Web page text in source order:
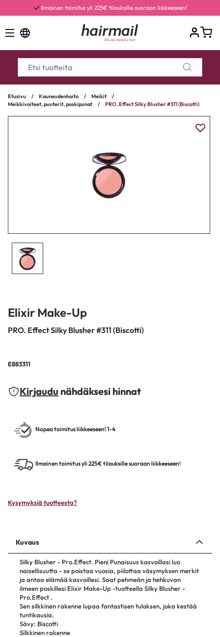
Ilmainen toimitus yli 225€ tilauksille suoraan liikkeeseen!
Etusivu / Kauneudenhoito / Meikit
/
Meikkivoiteet, puuterit, poskipunat
/ PRO. Effect Silky Blusher #311 (Biscotti)
Elixir Make-Up
PRO. Effect Silky Blusher #311 (Biscotti)
E883311
Kirjaudu nähdäksesi hinnat
Nopea toimitus liikkeeseen! 1-4
Ilmainen toimitus yli 225€ tilauksille suoraan liikkeeseen!
Kysymyksiä tuotteesta?
Kuvaus
Silky Blusher - Pro.Effect. Pieni Punaisuus kasvoillasi luo
naisellisuutta - se poistaa vuosia, piilottaa väsymyksen merkit
ja antaa elämää kasvoillesi. Saat pehmeän ja hehkuvan
ilmeen poskillesi Elixir Make-Up -tuotteella Silky Blusher -
Pro.Effect .
Sen silkkinen rakenne lupaa fantastisen tuloksen, joka kestää
tuntikausia.
Sävy: Biscotti
Silkkinen rakenne